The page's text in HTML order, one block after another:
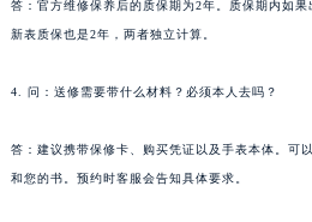
答：官方维修保养后的质保期为2年。质保期内如
新表质保也是2年，两者独立计算。
4. 问：送修需要带什么材料？必须本人去吗？
答：建议携带保修卡、购买凭证以及手表本体。可
和您的书。预约时客服会告知具体要求。